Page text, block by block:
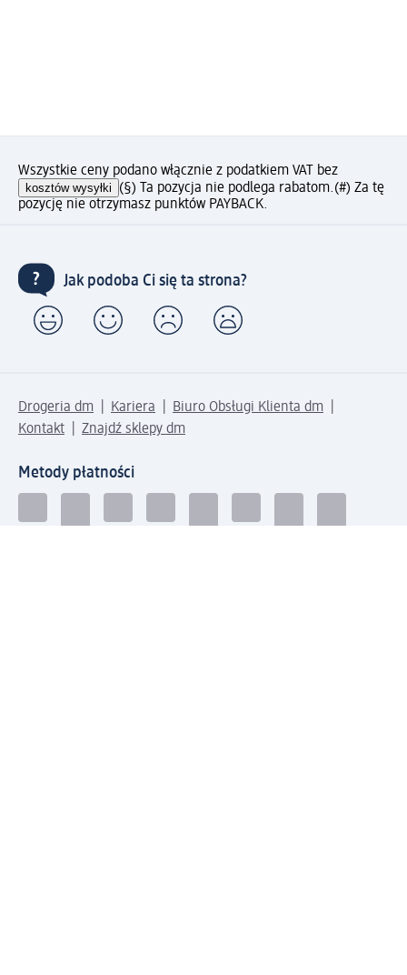
Wszystkie ceny podano włącznie z podatkiem VAT bez
kosztów wysyłki (§) Ta pozycja nie podlega rabatom.(#) Za tę
pozycję nie otrzymasz punktów PAYBACK.
Jak podoba Ci się ta strona?
Drogeria dm Kariera
Biuro Obsługi Klienta dm
Kontakt
Znajdź sklepy dm
Metody płatności